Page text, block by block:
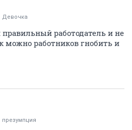
Девочка
работодатель и не
можно работников гнобить и
презумпция